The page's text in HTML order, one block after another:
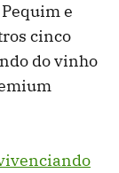
e
cinco
do vinho